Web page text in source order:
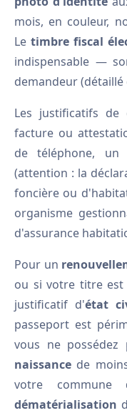
mois, en couleur,
Le timbre fiscal
indispensable —
demandeur (détaillé
Les justificatifs de
facture ou
de téléphone,
(attention : la
foncière ou
organisme
d'assurance
Pour un
ou si votre titre est
justificatif d'état
passeport est
vous ne
naissance de
votre
dématérialisation